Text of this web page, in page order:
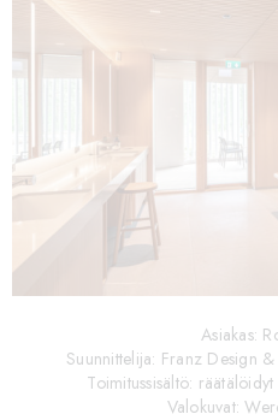
Asiakas:
Suunnittelija: Franz Design
Toimitussisältö:
Valokuvat: